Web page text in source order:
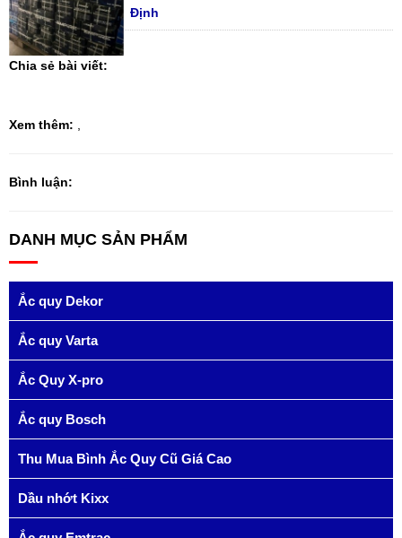
Định
Chia sẻ bài viết:
Xem thêm:
Bình luận:
DANH MỤC SẢN PHẨM
Ắc quy Dekor
Ắc quy Varta
Ắc Quy X-pro
Ắc quy Bosch
Thu Mua Bình Ắc Quy Cũ Giá Cao
Dầu nhớt Kixx